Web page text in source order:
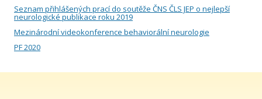
Říjen
Září
Srpen
Seznam přihlášených prací do soutěže ČNS ČLS JEP o nejlepší
neurologické publikace roku 2019
Mezinárodní videokonference behaviorální neurologie
PF 2020